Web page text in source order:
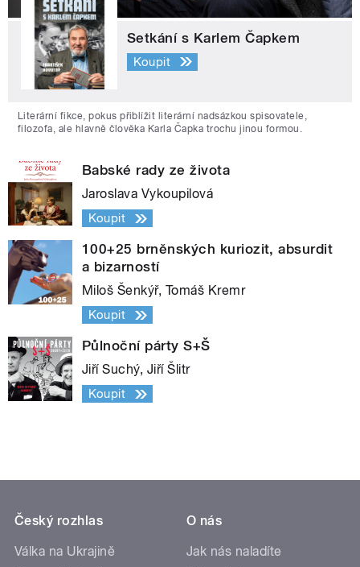
Setkání s Karlem Čapkem
Koupit
Literární fikce, pokus přiblížit literární nadsázkou spisovatele,
filozofa, ale hlavně člověka Karla Čapka trochu jinou formou.
Babské rady ze života
Jaroslava Vykoupilová
Koupit
100+25 brněnských kuriozit, absurdit
a bizarností
Miloš Šenkýř, Tomáš Kremr
Koupit
Půlnoční párty S+Š
Jiří Suchý, Jiří Šlitr
Koupit
Český rozhlas
Válka na Ukrajině
O nás
Jak nás naladíte